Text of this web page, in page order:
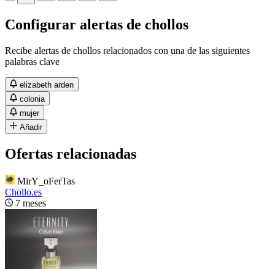
Configurar alertas de chollos
Recibe alertas de chollos relacionados con una de las siguientes
palabras clave
elizabeth arden
colonia
mujer
Añadir
Ofertas relacionadas
MirY_oFerTas
Chollo.es
7 meses